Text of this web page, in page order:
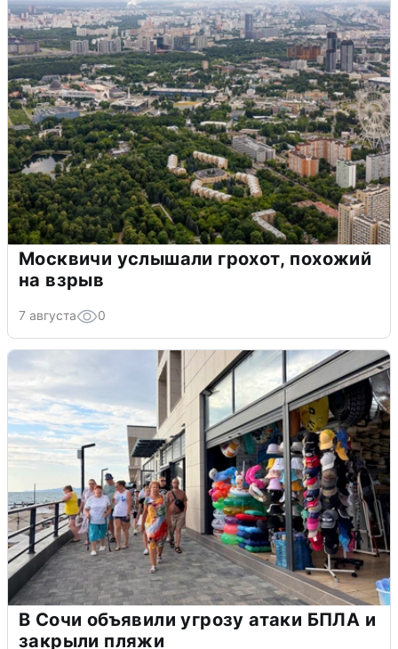
Москвичи услышали грохот, похожий
на взрыв
7 августа 0
В Сочи объявили угрозу атаки БПЛА и
закрыли пляжи